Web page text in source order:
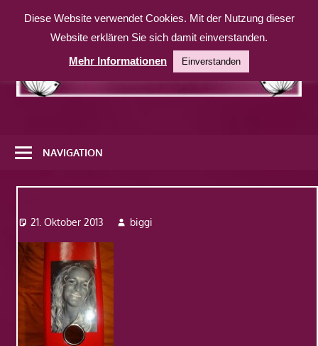
Inhalt
weitere
Website
NAVIGATION
21. Oktober 2013 biggi
Diese Website verwendet Cookies. Mit der Nutzung dieser
Website erklären Sie sich damit einverstanden.
Mehr Informationen
Einverstanden